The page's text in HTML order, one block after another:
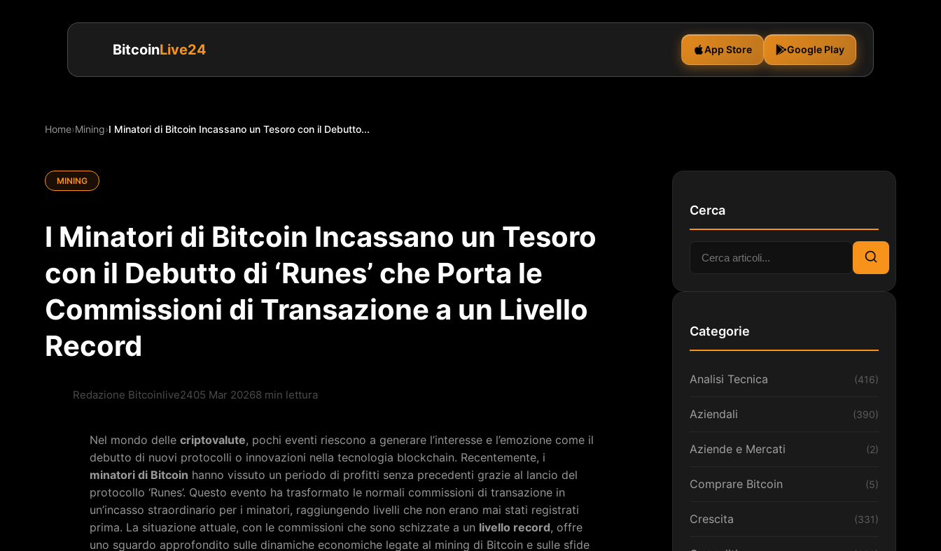
BitcoinLive24 App Store Google Play
Home›Mining›I Minatori di Bitcoin Incassano un Tesoro con il Debutto...
MINING
I Minatori di Bitcoin Incassano un Tesoro
con il Debutto di ‘Runes’ che Porta le
Commissioni di Transazione a un Livello
Record
Redazione Bitcoinlive2405 Mar 20268 min lettura
Nel mondo delle criptovalute, pochi eventi riescono a generare l’interesse e l’emozione come il
debutto di nuovi protocolli o innovazioni nella tecnologia blockchain. Recentemente, i
minatori di Bitcoin hanno vissuto un periodo di profitti senza precedenti grazie al lancio del
protocollo ‘Runes’. Questo evento ha trasformato le normali commissioni di transazione in
un’incasso straordinario per i minatori, raggiungendo livelli che non erano mai stati registrati
prima. La situazione attuale, con le commissioni che sono schizzate a un livello record, offre
uno sguardo approfondito sulle dinamiche economiche legate al mining di Bitcoin e sulle sfide
Cerca
Cerca:
Cerca
Categorie
Analisi Tecnica (416)
Aziendali (390)
Aziende e Mercati (2)
Comprare Bitcoin (5)
Crescita (331)